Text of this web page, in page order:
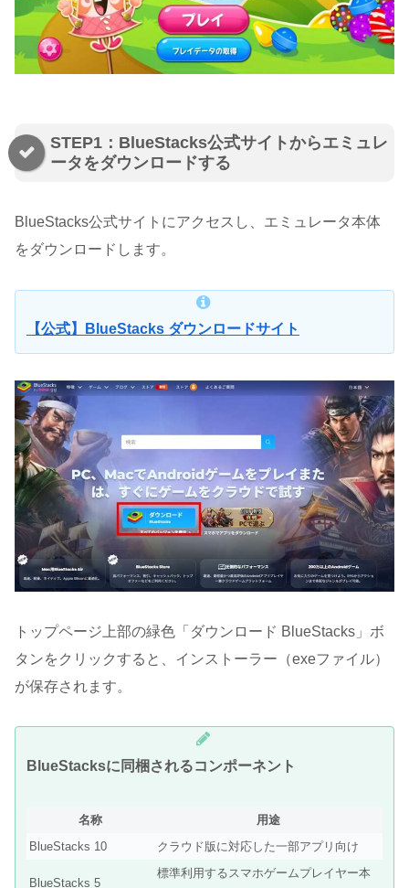
STEP1：BlueStacks公式サイトからエミュレ
ータをダウンロードする
BlueStacks公式サイトにアクセスし、エミュレータ本体
をダウンロードします。
【公式】BlueStacks ダウンロードサイト
トップページ上部の緑色「ダウンロード BlueStacks」ボ
タンをクリックすると、インストーラー（exeファイル）
が保存されます。
BlueStacksに同梱されるコンポーネント
名称
用途
BlueStacks 10
クラウド版に対応した一部アプリ向け
BlueStacks 5
標準利用するスマホゲームプレイヤー本